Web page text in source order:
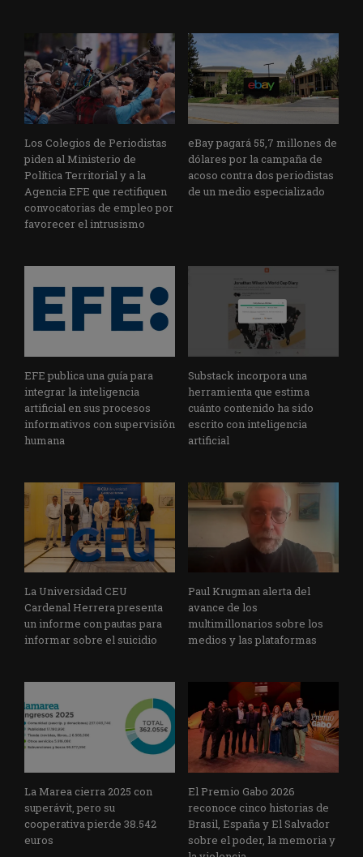
Los Colegios de Periodistas
piden al Ministerio de
Política Territorial y a la
Agencia EFE que rectifiquen
convocatorias de empleo por
favorecer el intrusismo
eBay pagará 55,7 millones de
dólares por la campaña de
acoso contra dos periodistas
de un medio especializado
EFE publica una guía para
integrar la inteligencia
artificial en sus procesos
informativos con supervisión
humana
Substack incorpora una
herramienta que estima
cuánto contenido ha sido
escrito con inteligencia
artificial
La Universidad CEU
Cardenal Herrera presenta
un informe con pautas para
informar sobre el suicidio
Paul Krugman alerta del
avance de los
multimillonarios sobre los
medios y las plataformas
La Marea cierra 2025 con
superávit, pero su
cooperativa pierde 38.542
euros
El Premio Gabo 2026
reconoce cinco historias de
Brasil, España y El Salvador
sobre el poder, la memoria y